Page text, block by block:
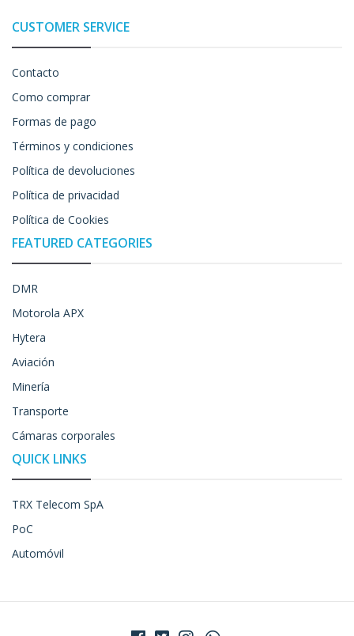
CUSTOMER SERVICE
Contacto
Como comprar
Formas de pago
Términos y condiciones
Política de devoluciones
Política de privacidad
Política de Cookies
FEATURED CATEGORIES
DMR
Motorola APX
Hytera
Aviación
Minería
Transporte
Cámaras corporales
QUICK LINKS
TRX Telecom SpA
PoC
Automóvil